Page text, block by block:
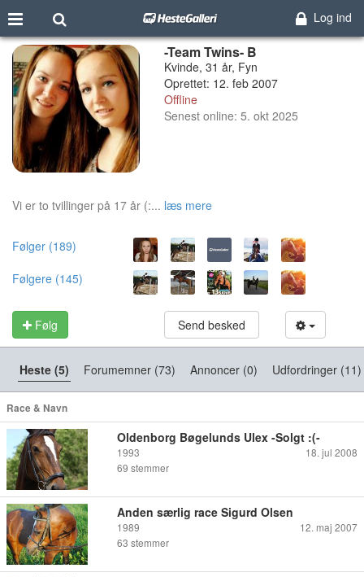
Log ind
-Team Twins- B
Kvinde, 31 år, Fyn
Oprettet: 12. feb 2007
Offline
Senest online: 5. okt 2025
Vi er to tvillinger på 17 år (:... læs mere
Følger (189)
Følgere (145)
Følg Send besked
Heste (5) Forumemner (73) Annoncer (0) Udfordringer (11)
Race & Navn
Oldenborg Bøgelunds Ulex -Solgt :(-
1993
18. jul 2008
69 stemmer
Anden særlig race Sigurd Olsen
1989
12. maj 2007
63 stemmer